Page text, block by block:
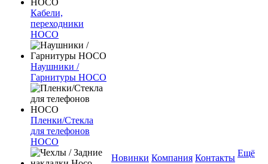
Кабели,
переходники
HOCO
Наушники /
Гарнитуры HOCO
Пленки/Стекла
для телефонов
HOCO
Новинки Компания Контакты Ещё